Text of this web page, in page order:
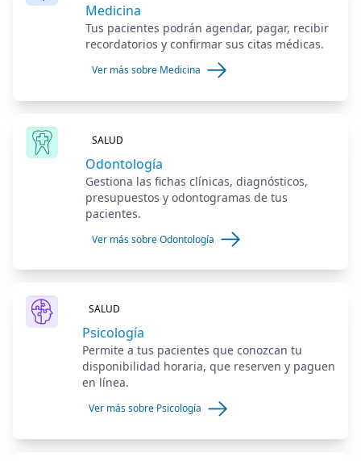
Medicina
Tus pacientes podrán agendar, pagar, recibir
recordatorios y confirmar sus citas médicas.
Ver más sobre Medicina
SALUD
Odontología
Gestiona las fichas clínicas, diagnósticos,
presupuestos y odontogramas de tus
pacientes.
Ver más sobre Odontología
SALUD
Psicología
Permite a tus pacientes que conozcan tu
disponibilidad horaria, que reserven y paguen
en línea.
Ver más sobre Psicología